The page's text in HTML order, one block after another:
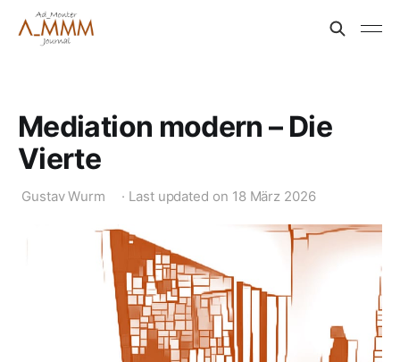
Mediation modern – Die
Vierte
Gustav Wurm · Last updated on 18 März 2026